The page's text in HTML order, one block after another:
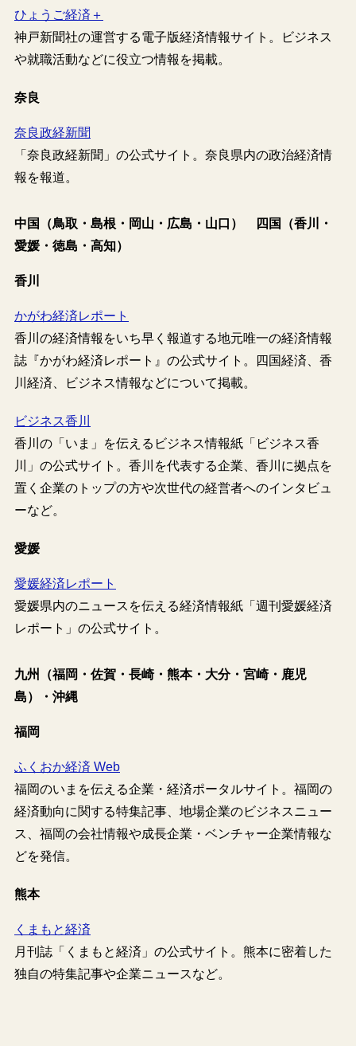
ひょうご経済＋
神戸新聞社の運営する電子版経済情報サイト。ビジネス
や就職活動などに役立つ情報を掲載。
奈良
奈良政経新聞
「奈良政経新聞」の公式サイト。奈良県内の政治経済情
報を報道。
中国（鳥取・島根・岡山・広島・山口） 四国（香川・
愛媛・徳島・高知）
香川
かがわ経済レポート
香川の経済情報をいち早く報道する地元唯一の経済情報
誌『かがわ経済レポート』の公式サイト。四国経済、香
川経済、ビジネス情報などについて掲載。
ビジネス香川
香川の「いま」を伝えるビジネス情報紙「ビジネス香
川」の公式サイト。香川を代表する企業、香川に拠点を
置く企業のトップの方や次世代の経営者へのインタビュ
ーなど。
愛媛
愛媛経済レポート
愛媛県内のニュースを伝える経済情報紙「週刊愛媛経済
レポート」の公式サイト。
九州（福岡・佐賀・長崎・熊本・大分・宮崎・鹿児
島）・沖縄
福岡
ふくおか経済 Web
福岡のいまを伝える企業・経済ポータルサイト。福岡の
経済動向に関する特集記事、地場企業のビジネスニュー
ス、福岡の会社情報や成長企業・ベンチャー企業情報な
どを発信。
熊本
くまもと経済
月刊誌「くまもと経済」の公式サイト。熊本に密着した
独自の特集記事や企業ニュースなど。